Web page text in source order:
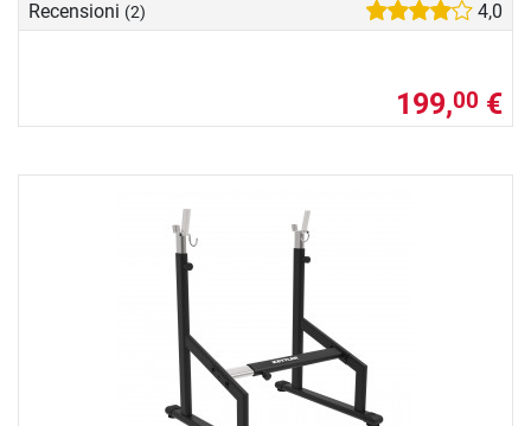
Recensioni (2) 4,0
199,00 €